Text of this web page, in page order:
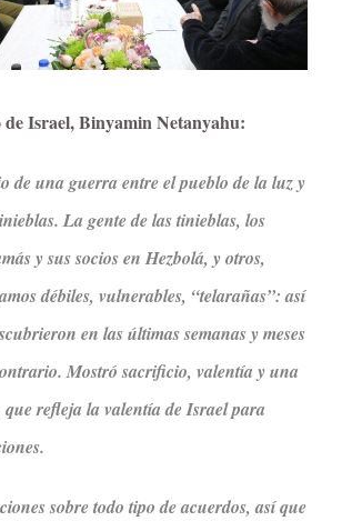
Israel, Binyamin Netanyahu:
de una guerra entre el pueblo de la luz y
La gente de las tinieblas, los
y sus socios en Hezbolá, y otros,
débiles, vulnerables, “telarañas”: así
en las últimas semanas y meses
Mostró sacrificio, valentía y una
refleja la valentía de Israel para
sobre todo tipo de acuerdos, así que